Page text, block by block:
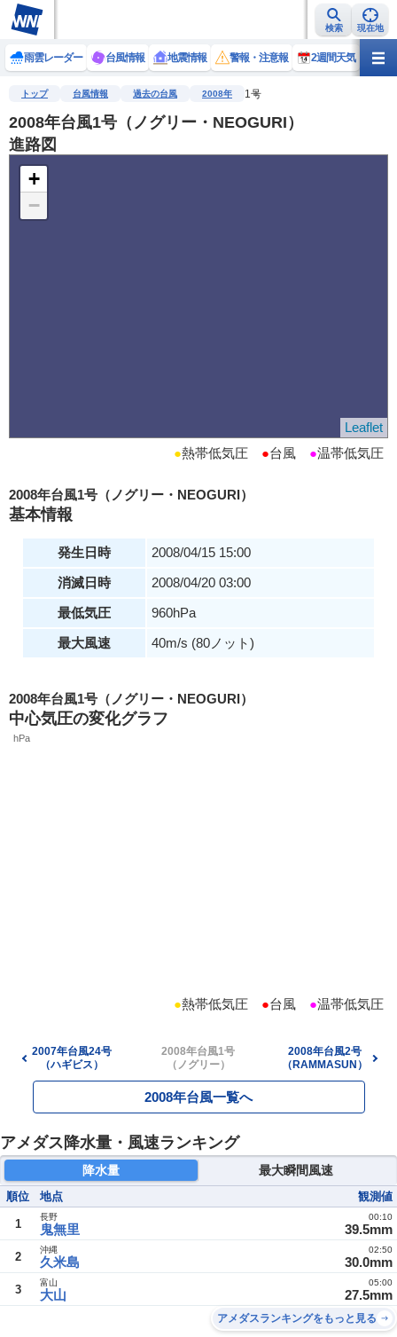
検索 現在地
雨雲レーダー 台風情報 地震情報 警報・注意報 2週間天気 ラ
トップ 台風情報 過去の台風 2008年 1号
2008年台風1号（ノグリー・NEOGURI）
進路図
+
−
Leaflet
●熱帯低気圧 ●台風 ●温帯低気圧
2008年台風1号（ノグリー・NEOGURI）
基本情報
発生日時
2008/04/15 15:00
消滅日時
2008/04/20 03:00
最低気圧
960hPa
最大風速
40m/s (80ノット)
2008年台風1号（ノグリー・NEOGURI）
中心気圧の変化グラフ
hPa
●熱帯低気圧 ●台風 ●温帯低気圧
2007年台風24号
（ハギビス）
2008年台風1号
（ノグリー）
2008年台風2号
（RAMMASUN）
2008年台風一覧へ
アメダス降水量・風速ランキング
降水量 最大瞬間風速
順位 地点 観測値
1 鬼無里
長野
39.5mm
00:10
2 久米島
沖縄
30.0mm
02:50
3 大山
富山
27.5mm
05:00
アメダスランキングをもっと見る